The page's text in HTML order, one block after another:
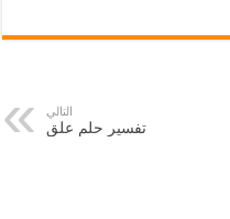
التالي
تفسير حلم علق